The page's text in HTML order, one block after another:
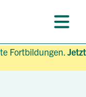
Fortbildungen.Jetzt